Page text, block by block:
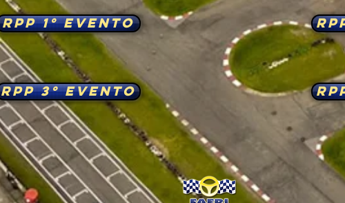
RPP 1° EVENTO
RPP 3° EVENTO